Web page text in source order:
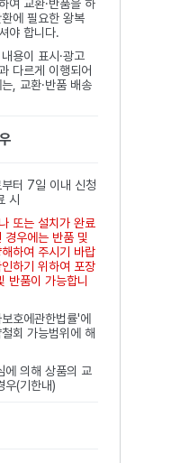
여 교환·반품을 하
에 필요한 왕복
야 합니다.
용이 표시·광고
다르게 이행되어
, 교환·반품 배송
터 7일 이내 신청
시
또는 설치가 완료
경우에는 반품 및
하여 주시기 바랍
하기 위하여 포장
반품이 가능합니
호에관한법률'에
회 가능범위에 해
에 의해 상품의 교
우(기한내)